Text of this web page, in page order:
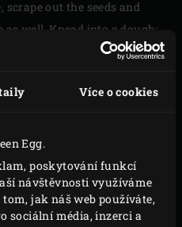
Více o cookies
Egg.
poskytování funkcí
návštěvnosti využíváme
jak náš web používáte,
sociální média, inzerci a
out the seeds and
well. Knead into a dough;
necessary. Press the
and add to the flour with
powder, butter and
the apples, poke out the
cubes of about 2